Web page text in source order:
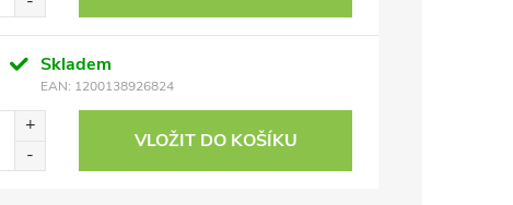
Skladem
EAN: 1200138926824
VLOŽIT DO KOŠÍKU